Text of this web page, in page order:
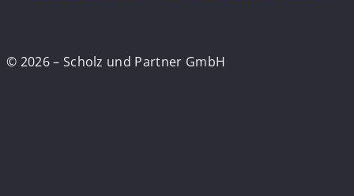
© 2026 – Scholz und Partner GmbH